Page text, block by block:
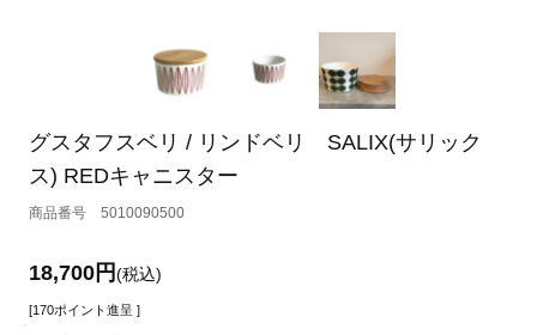
グスタフスベリ / リンドベリ SALIX(サリック
ス) REDキャニスター
5010090500
18,700円(税込)
[170ポイント進呈 ]